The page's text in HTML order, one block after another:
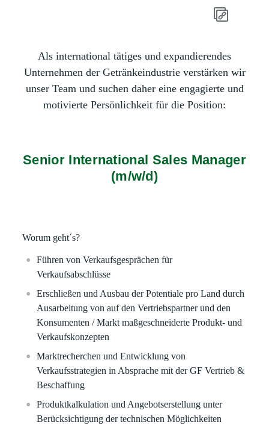
Als international tätiges und expandierendes
Unternehmen der Getränkeindustrie verstärken wir
unser Team und suchen daher eine engagierte und
motivierte Persönlichkeit für die Position:
Senior International Sales Manager
(m/w/d)
Worum geht´s?
Führen von Verkaufsgesprächen für
Verkaufsabschlüsse
Erschließen und Ausbau der Potentiale pro Land durch
Ausarbeitung von auf den Vertriebspartner und den
Konsumenten / Markt maßgeschneiderte Produkt- und
Verkaufskonzepten
Marktrecherchen und Entwicklung von
Verkaufsstrategien in Absprache mit der GF Vertrieb &
Beschaffung
Produktkalkulation und Angebotserstellung unter
Berücksichtigung der technischen Möglichkeiten